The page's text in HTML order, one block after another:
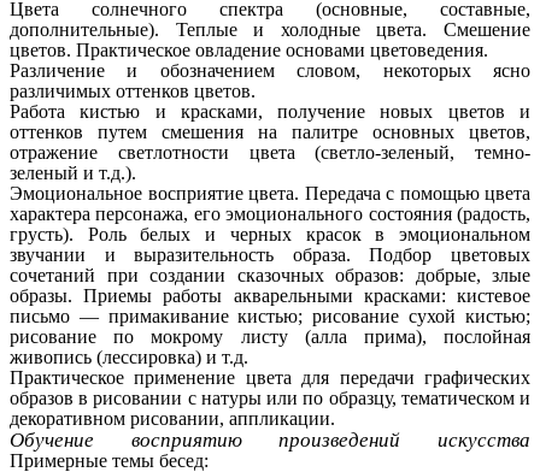
Цвета солнечного спектра (основные, составные,
дополнительные). Теплые и холодные цвета. Смешение
цветов. Практическое овладение основами цветоведения.
Различение и обозначением словом, некоторых ясно
различимых оттенков цветов.
Работа кистью и красками, получение новых цветов и
оттенков путем смешения на палитре основных цветов,
отражение светлотности цвета (светло-зеленый, темно-
зеленый и т.д.).
Эмоциональное восприятие цвета. Передача с помощью цвета
характера персонажа, его эмоционального состояния (радость,
грусть). Роль белых и черных красок в эмоциональном
звучании и выразительность образа. Подбор цветовых
сочетаний при создании сказочных образов: добрые, злые
образы. Приемы работы акварельными красками: кистевое
письмо — примакивание кистью; рисование сухой кистью;
рисование по мокрому листу (алла прима), послойная
живопись (лессировка) и т.д.
Практическое применение цвета для передачи графических
образов в рисовании с натуры или по образцу, тематическом и
декоративном рисовании, аппликации.
Обучение восприятию произведений искусства
Примерные темы бесед: